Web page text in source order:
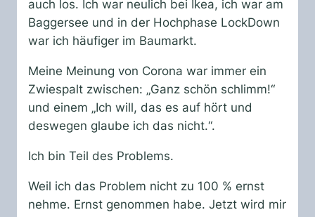
auch los. Ich war neulich bei Ikea, ich war am
Baggersee und in der Hochphase LockDown
war ich häufiger im Baumarkt.
Meine Meinung von Corona war immer ein
Zwiespalt zwischen: „Ganz schön schlimm!“
und einem „Ich will, das es auf hört und
deswegen glaube ich das nicht.“.
Ich bin Teil des Problems.
Weil ich das Problem nicht zu 100 % ernst
nehme. Ernst genommen habe. Jetzt wird mir